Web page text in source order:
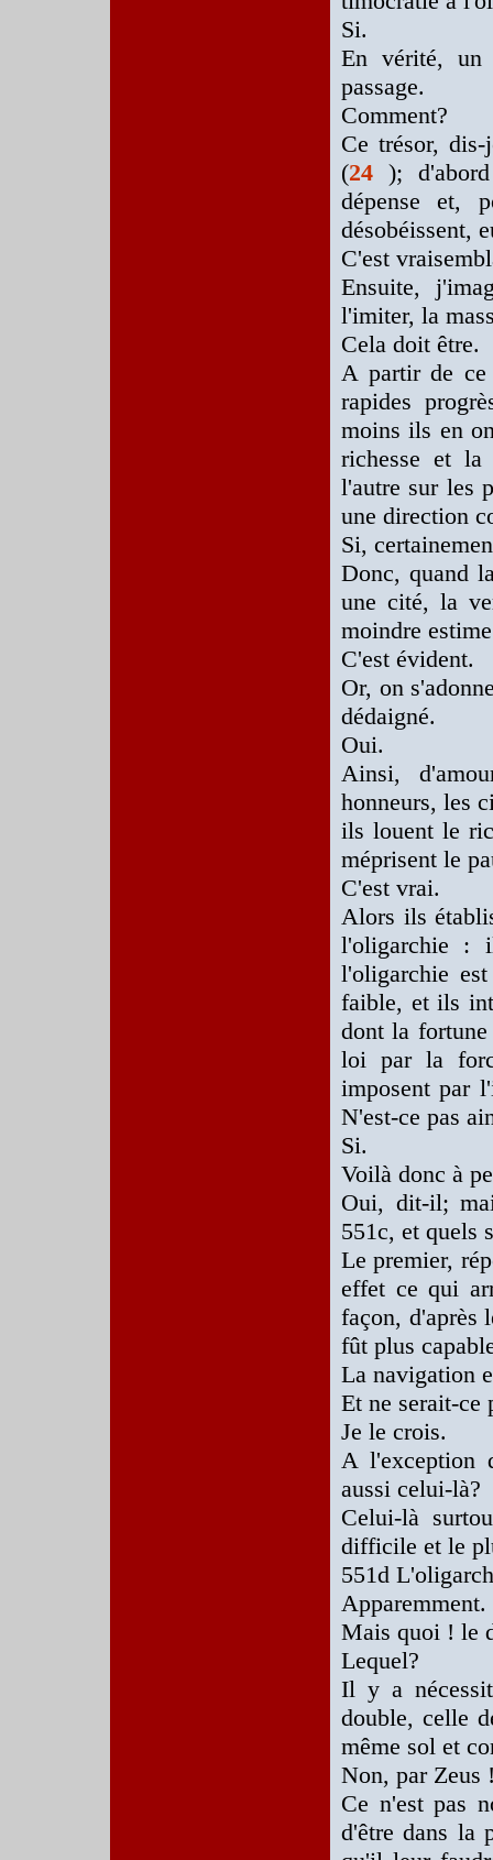
Si.
En vérité, un
passage.
Comment?
Ce trésor,
(24 );
dépense et,
désobéissent,
C'est
Ensuite,
l'imiter, la
Cela doit être.
A partir de
rapides
moins ils en
richesse et la
l'autre sur les
une direction
Si,
Donc, quand
une cité, la
moindre
C'est évident.
Or, on
dédaigné.
Oui.
Ainsi,
honneurs, les
ils louent le
méprisent le
C'est vrai.
Alors ils
l'oligarchie :
l'oligarchie
faible, et ils
dont la
loi par la
imposent par
N'est-ce pas
Si.
Voilà donc à
Oui, dit-il;
551c, et quels
Le premier,
effet ce qui
façon, d'après
fût plus
La navigation
Et ne serait-ce
Je le crois.
A l'exception
aussi celui-là?
Celui-là
difficile et le
551d
Apparemment.
Mais quoi ! le
Lequel?
Il y a
double, celle
même sol et
Non, par Zeus
Ce n'est pas
d'être dans la